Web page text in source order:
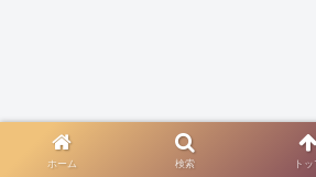
ホーム 検索 ト